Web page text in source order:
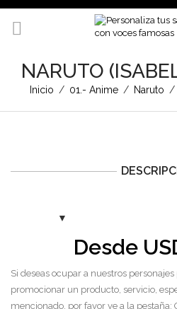
NARUTO
Inicio / 01.- Anime / Naruto /
Desde
Si deseas ocupar a nuestros
promocionar un producto, servicio,
mencionado, por favor ve a la pestaña: